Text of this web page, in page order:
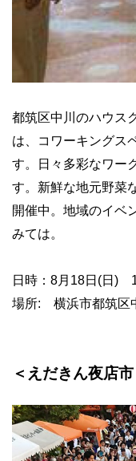
都筑区中川のハウス
は、コワーキングス
す。日々多彩なワー
す。新鮮な地元野菜
開催中。地域のイベ
みては。
日時：8月18日(日)
場所: 横浜市都筑区
＜えだきん夜店市